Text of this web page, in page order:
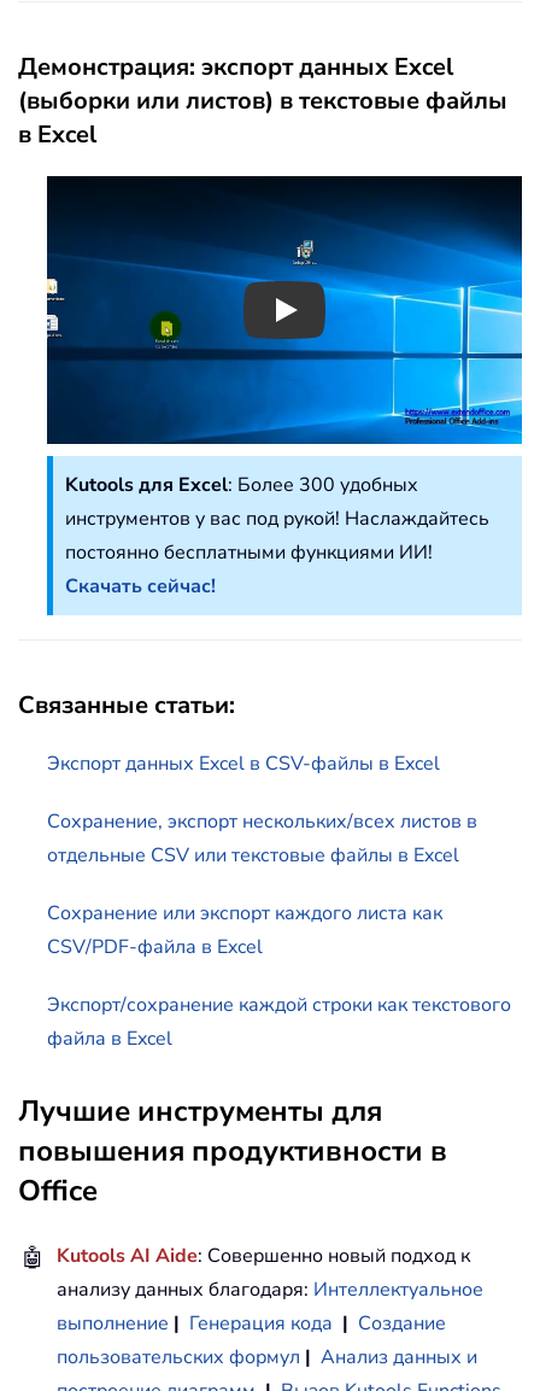
Демонстрация: экспорт данных Excel
(выборки или листов) в текстовые файлы
в Excel
Play
Kutools для Excel: Более 300 удобных
инструментов у вас под рукой! Наслаждайтесь
постоянно бесплатными функциями ИИ!
Скачать сейчас!
Связанные статьи:
Экспорт данных Excel в CSV-файлы в Excel
Сохранение, экспорт нескольких/всех листов в
отдельные CSV или текстовые файлы в Excel
Сохранение или экспорт каждого листа как
CSV/PDF-файла в Excel
Экспорт/сохранение каждой строки как текстового
файла в Excel
Лучшие инструменты для
повышения продуктивности в
Office
🤖 Kutools AI Aide: Совершенно новый подход к
анализу данных благодаря: Интеллектуальное
выполнение | Генерация кода | Создание
пользовательских формул | Анализ данных и